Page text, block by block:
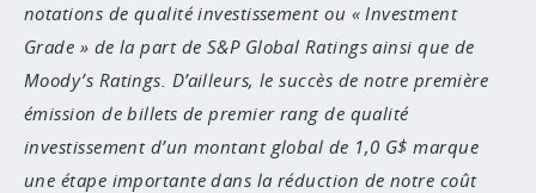
notations de qualité investissement ou « Investment
Grade » de la part de S&P Global Ratings ainsi que de
Moody’s Ratings. D’ailleurs, le succès de notre première
émission de billets de premier rang de qualité
investissement d’un montant global de 1,0 G$ marque
une étape importante dans la réduction de notre coût